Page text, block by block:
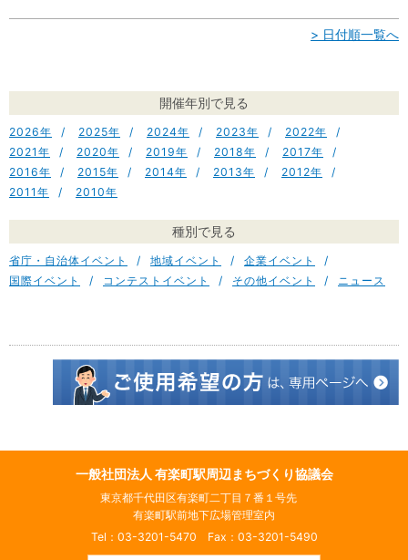
> 日付順一覧へ
開催年別で見る
2026 2025 2024 2023
2022
2021
2020 2019 2018
2017
2016
2015 2014 2013
2012
2011
2010
種別で見る
省庁・自治体イベント 地域イベント
企業イベント
国際イベント
コンテストイベント その他イベント ニュース
一般社団法人 有楽町駅周辺まちづくり協議会
東京都千代田区有楽町二丁目７番１号先
有楽町駅前地下広場管理室内
Tel：03-3201-5470 Fax：03-3201-5490